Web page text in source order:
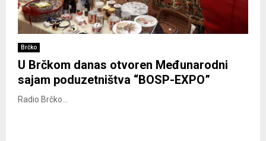
Brčko
U Brčkom danas otvoren Međunarodni
sajam poduzetništva “BOSP-EXPO”
Radio Brčko...